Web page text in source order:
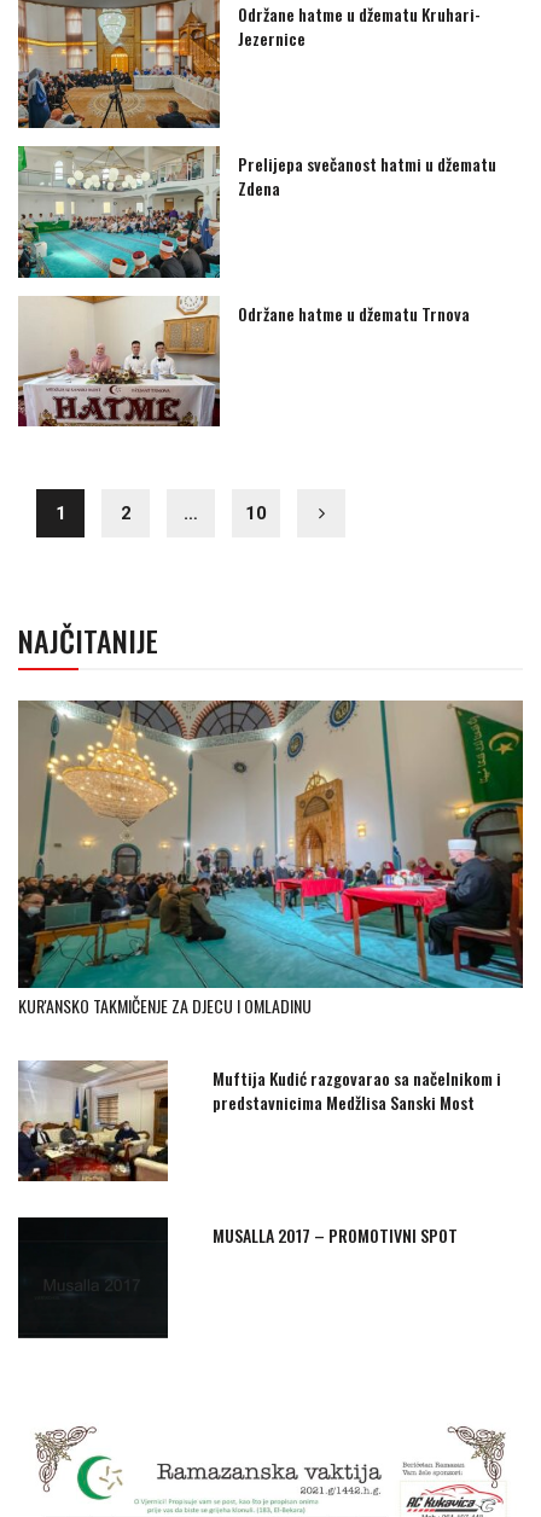
Održane hatme u džematu Kruhari-
Jezernice
Prelijepa svečanost hatmi u džematu
Zdena
Održane hatme u džematu Trnova
1 2 … 10
NAJČITANIJE
KUR'ANSKO TAKMIČENJE ZA DJECU I OMLADINU
Muftija Kudić razgovarao sa načelnikom i
predstavnicima Medžlisa Sanski Most
MUSALLA 2017 – PROMOTIVNI SPOT